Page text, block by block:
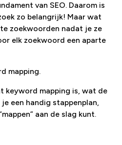
van SEO. Daarom is
zo belangrijk! Maar wat
zoekwoorden nadat je ze
elk zoekwoord een aparte
mapping.
keyword mapping is, wat de
een handig stappenplan,
aan de slag kunt.